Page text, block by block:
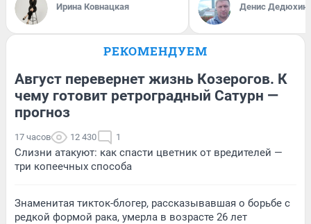
Ирина Ковнацкая Денис Дедюхин
РЕКОМЕНДУЕМ
Август перевернет жизнь Козерогов. К
чему готовит ретроградный Сатурн —
прогноз
17 часов 12 430 1
Слизни атакуют: как спасти цветник от вредителей —
три копеечных способа
Знаменитая тикток-блогер, рассказывавшая о борьбе с
редкой формой рака, умерла в возрасте 26 лет